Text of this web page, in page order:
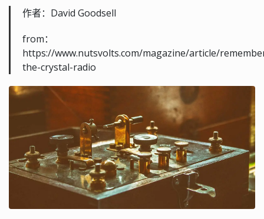
作者：David Goodsell
from：
https://www.nutsvolts.com/magazine/article/
the-crystal-radio